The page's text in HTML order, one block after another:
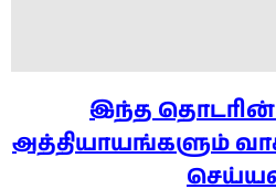
இந்த
அத்தியாயங்களும்